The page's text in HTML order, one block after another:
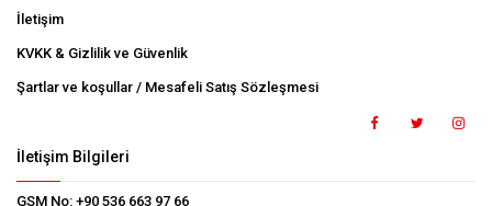
İletişim
KVKK & Gizlilik ve Güvenlik
Şartlar ve koşullar / Mesafeli Satış Sözleşmesi
İletişim Bilgileri
GSM No: +90 536 663 97 66